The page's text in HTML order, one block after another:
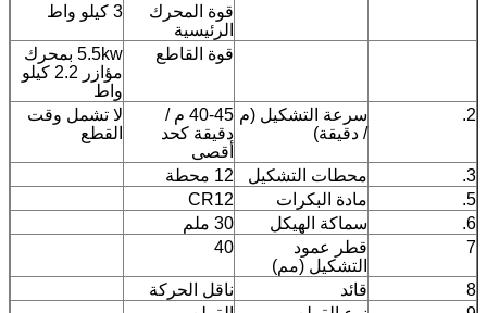
قوة المحرك
الرئيسية
3 كيلو واط
قوة القاطع
5.5kw بمحرك
مؤازر 2.2 كيلو
واط
2.
سرعة التشكيل (م
/ دقيقة)
40-45 م /
دقيقة كحد
أقصى
لا تشمل وقت
القطع
3. محطات التشكيل
12 محطة
5.
مادة البكرات
CR12
6.
سماكة الهيكل
30 ملم
7
قطر عمود
التشكيل (مم)
40
8 قائد
ناقل الحركة